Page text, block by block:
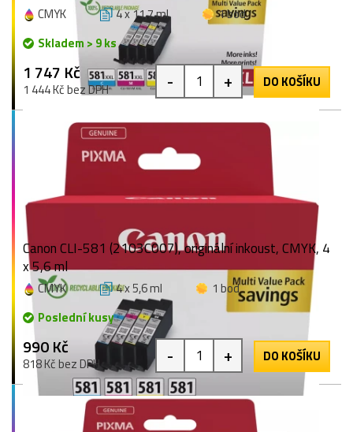
CMYK 4 x 11,7 ml
1 bod
Skladem > 9 ks
1 747 Kč
1 444 Kč bez DPH - + DO KOŠÍKU
Canon CLI-581 (2103C007), originální inkoust, CMYK, 4
x 5,6 ml
CMYK 4 x 5,6 ml
1 bod
Poslední kusy
990 Kč
818 Kč bez DPH - + DO KOŠÍKU